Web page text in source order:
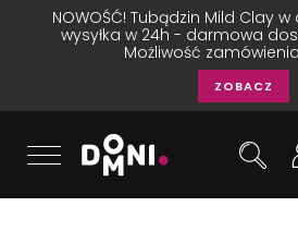
NOWOŚĆ! Tubądzin Mild Clay w
wysyłka w 24h - darmowa
Możliwość
ZOBACZ